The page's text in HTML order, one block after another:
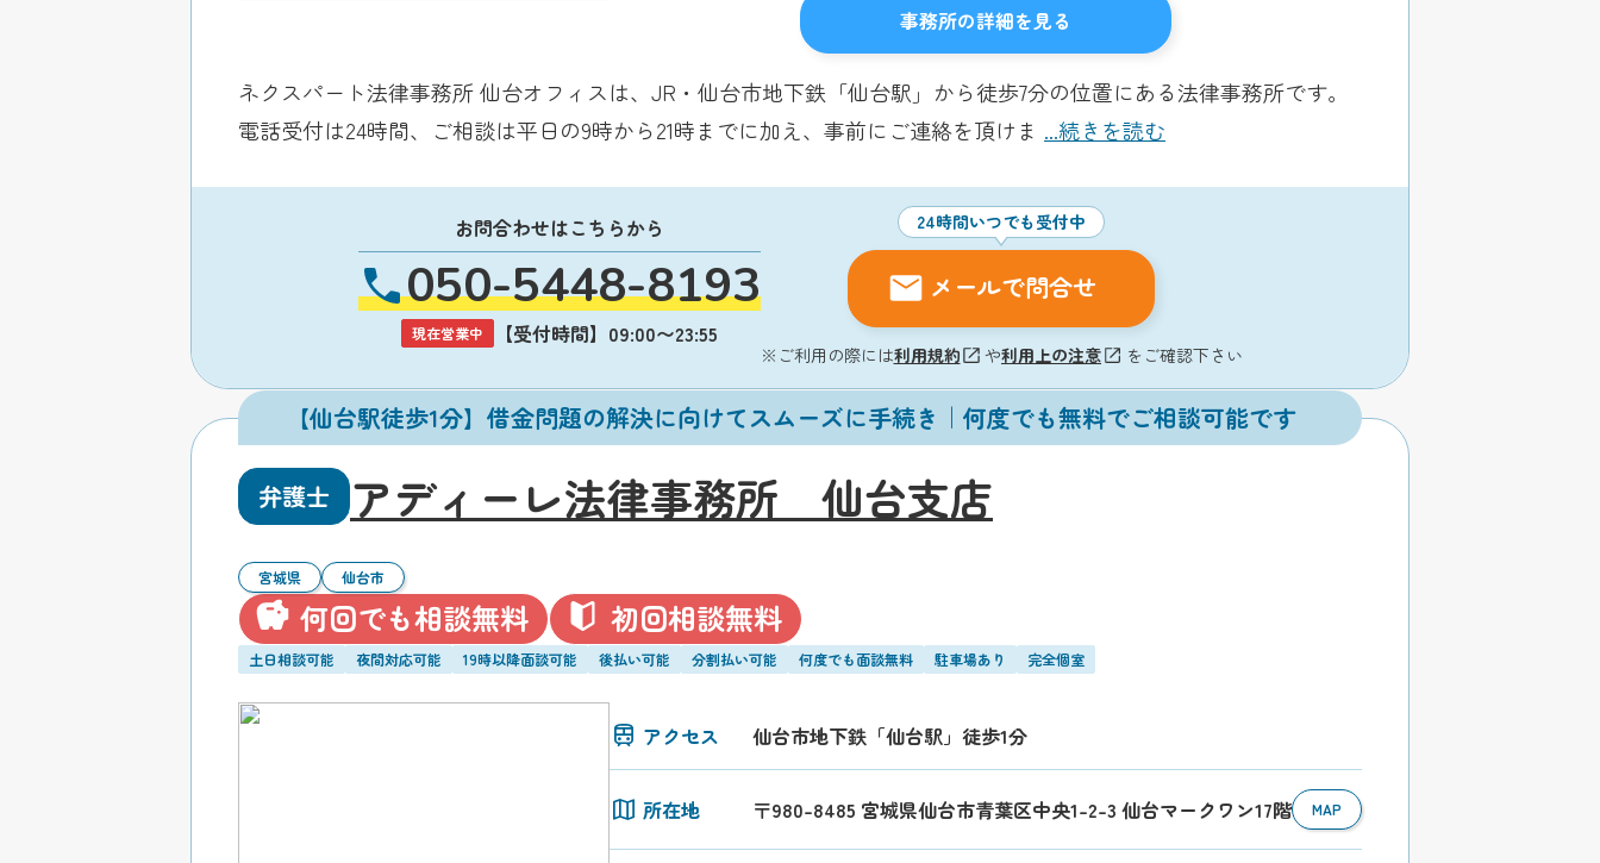
事務所の詳細を見る
ネクスパート法律事務所 仙台オフィスは、JR・仙台市地下鉄「仙台駅」から徒歩7分の位置にある法律事務所です。
電話受付は24時間、ご相談は平日の9時から21時までに加え、事前にご連絡を頂けま ...続きを読む
お問合わせはこちらから
050-5448-8193
現在営業中 【受付時間】09:00〜23:55
24時間いつでも受付中
メールで問合せ
※ご利用の際には利用規約 や利用上の注意 をご確認下さい
【仙台駅徒歩1分】借金問題の解決に向けてスムーズに手続き｜何度でも無料でご相談可能です
弁護士 アディーレ法律事務所 仙台支店
宮城県 仙台市
何回でも相談無料 初回相談無料
土日相談可能 夜間対応可能 19時以降面談可能 後払い可能 分割払い可能 何度でも面談無料 駐車場あり 完全個室
アクセス 仙台市地下鉄「仙台駅」徒歩1分
所在地 〒980-8485 宮城県仙台市青葉区中央1-2-3 仙台マークワン17階 MAP